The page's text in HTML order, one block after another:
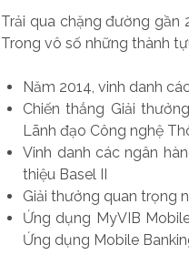
Trải qua chặng đường gần
Trong vô số những thành
Năm 2014, vinh danh
Chiến thắng Giải
Lãnh đạo Công nghệ
Vinh danh các ngân
thiệu Basel II
Giải thưởng quan trọng
Ứng dụng MyVIB
Ứng dụng Mobile